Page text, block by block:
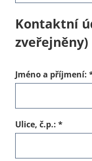
Kontaktní
zveřejněny)
Jméno a příjmení:
Ulice, č.p.: *